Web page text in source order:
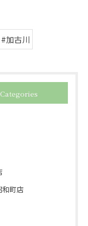
#加古川
Categories
和町店